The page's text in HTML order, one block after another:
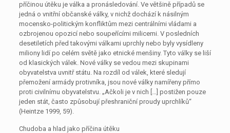
příčinou útěku je válka a pronásledování. Ve většině případů se
jedná o vnitřní občanské války, v nichž dochází k násilným
mocensko-politickým konfliktům mezi centrálními vládami a
ozbrojenou opozicí nebo soupeřícími milicemi. V posledních
desetiletích před takovými válkami uprchly nebo byly vysídleny
miliony lidí po celém světě jako etnické menšiny. Tyto války se liší
od klasických válek. Nové války se vedou mezi skupinami
obyvatelstva uvnitř státu. Na rozdíl od válek, které sledují
přemožení armády protivníka, jsou nové války namířeny přímo
proti civilnímu obyvatelstvu. „Ačkoli je v nich […] postižen pouze
jeden stát, často způsobují přeshraniční proudy uprchlíků“
(Heintze 1999, 59).
Chudoba a hlad jako příčina útěku